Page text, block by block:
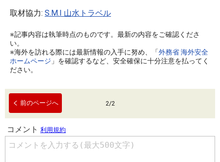
取材協力: S.M.I 山水トラベル
※記事内容は執筆時点のものです。最新の内容をご確認くださ
い。
※海外を訪れる際には最新情報の入手に努め、「外務省 海外安全
ホームページ 」を確認するなど、安全確保に十分注意を払ってく
ださい。
前のページへ 2/2